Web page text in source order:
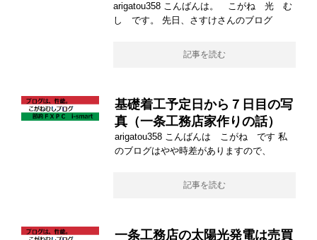
arigatou358 こんばんは。 こがね 光 む
し です。 先日、さすけさんのブログ
記事を読む
基礎着工予定日から７日目の写
真（一条工務店家作りの話）
arigatou358 こんばんは こがね です 私
のブログはやや時差がありますので、
記事を読む
一条工務店の太陽光発電は売買